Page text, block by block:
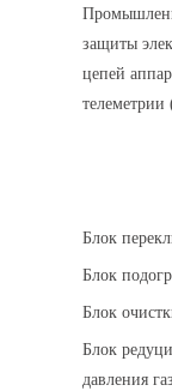
защиты
цепей
Блок
Блок
Блок
Блок
давления